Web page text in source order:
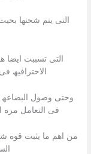
التى یتم شحنھا
التى تسببت
الاحترافیھ
وحتى وصول البضاعھ
فى التعامل
من اھم ما یثبت قوه